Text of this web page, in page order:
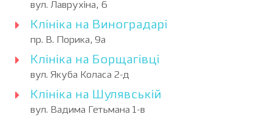
вул. Лаврухіна, 6
Клініка на Виноградарі
пр. В. Порика, 9а
Клініка на Борщагівці
вул. Якуба Коласа 2-д
Клініка на Шулявській
вул. Вадима Гетьмана 1-в